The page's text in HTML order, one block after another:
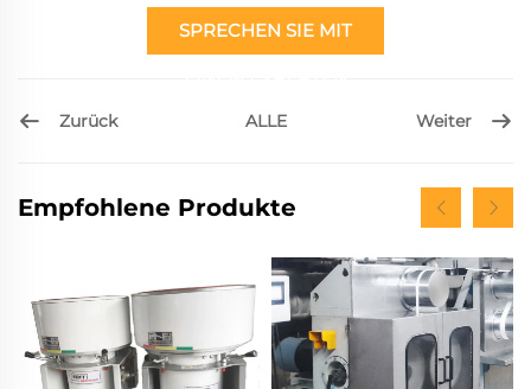
SPRECHEN SIE MIT
Zurück ALLE Weiter
Empfohlene Produkte